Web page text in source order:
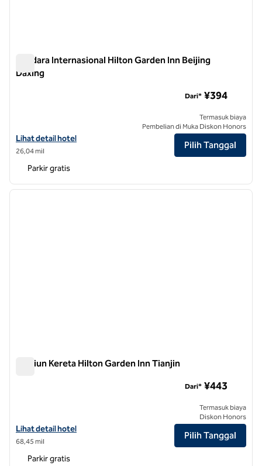
Bandara Internasional Hilton Garden Inn Beijing
Daxing
Lihat detail hotel untuk Bandara Internasional Hilton Garden Inn
Lihat detail hotel
26,04 mil
Dari* ¥394
Termasuk biaya
Pembelian di Muka Diskon Honors
Pilih Tanggal
Parkir gratis
1 dari 12
Stasiun Kereta Hilton Garden Inn Tianjin
Lihat detail hotel untuk Stasiun Kereta Hilton Garden Inn Tianjin
Lihat detail hotel
68,45 mil
Dari* ¥443
Termasuk biaya
Diskon Honors
Pilih Tanggal
Parkir gratis